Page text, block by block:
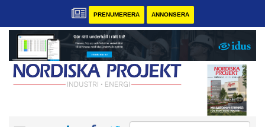
PRENUMERERA ANNONSERA